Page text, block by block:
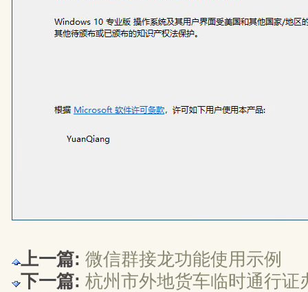
上一篇: 微信群接龙功能使用示例
下一篇: 杭州市外地货车临时通行证